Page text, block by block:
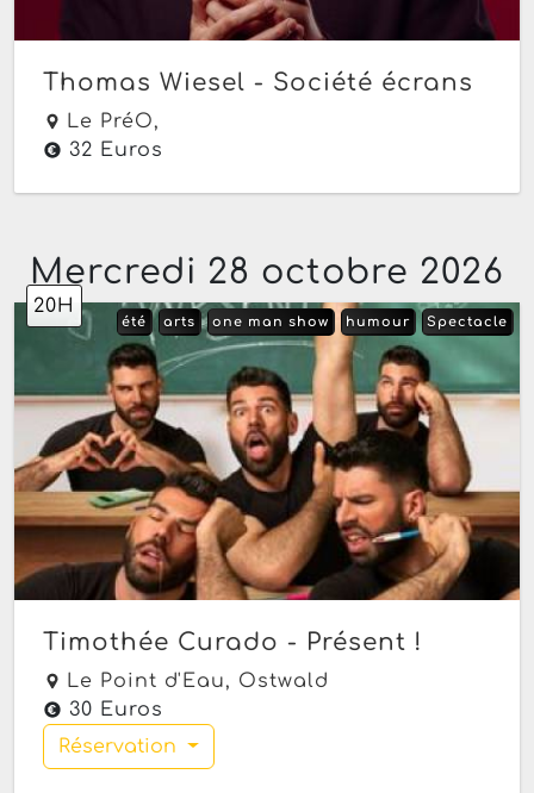
Thomas Wiesel - Société écrans
Le PréO,
32 Euros
Mercredi 28 octobre 2026
20H
Spectacle
humour
one man show
arts
été
Timothée Curado - Présent !
Le Point d'Eau, Ostwald
30 Euros
Réservation